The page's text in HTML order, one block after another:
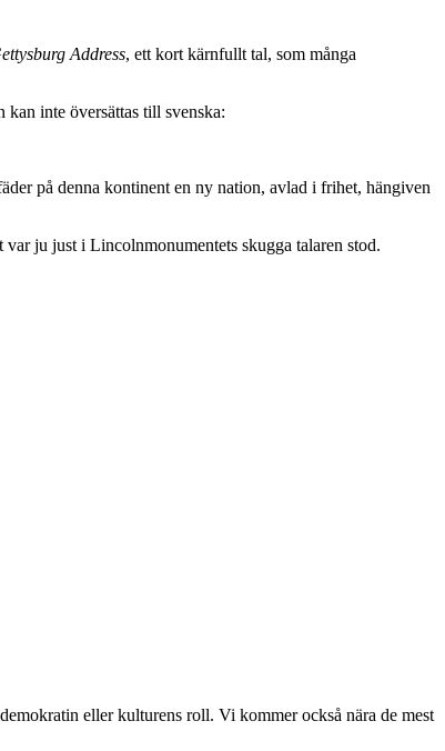
Address, ett kort kärnfullt tal, som många
inte översättas till svenska:
på denna kontinent en ny nation, avlad i frihet, hängiven
var ju just i Lincolnmonumentets skugga talaren stod.
eller kulturens roll. Vi kommer också nära de mest